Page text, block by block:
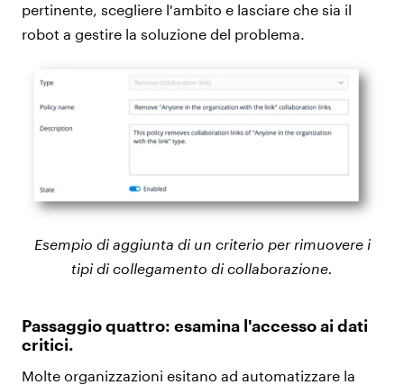
pertinente, scegliere l'ambito e lasciare che sia il
robot a gestire la soluzione del problema.
Esempio di aggiunta di un criterio per rimuovere i
tipi di collegamento di collaborazione.
Passaggio quattro: esamina l'accesso ai dati
critici.
Molte organizzazioni esitano ad automatizzare la